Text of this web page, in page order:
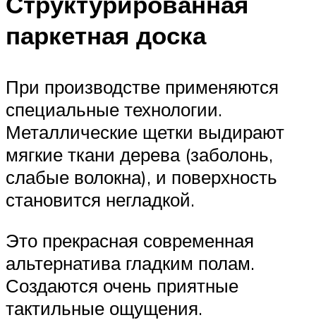
паркетная доска
При производстве применяются
специальные технологии.
Металлические щетки выдирают
мягкие ткани дерева (заболонь,
слабые волокна), и поверхность
становится негладкой.
Это прекрасная современная
альтернатива гладким полам.
Создаются очень приятные
тактильные ощущения.